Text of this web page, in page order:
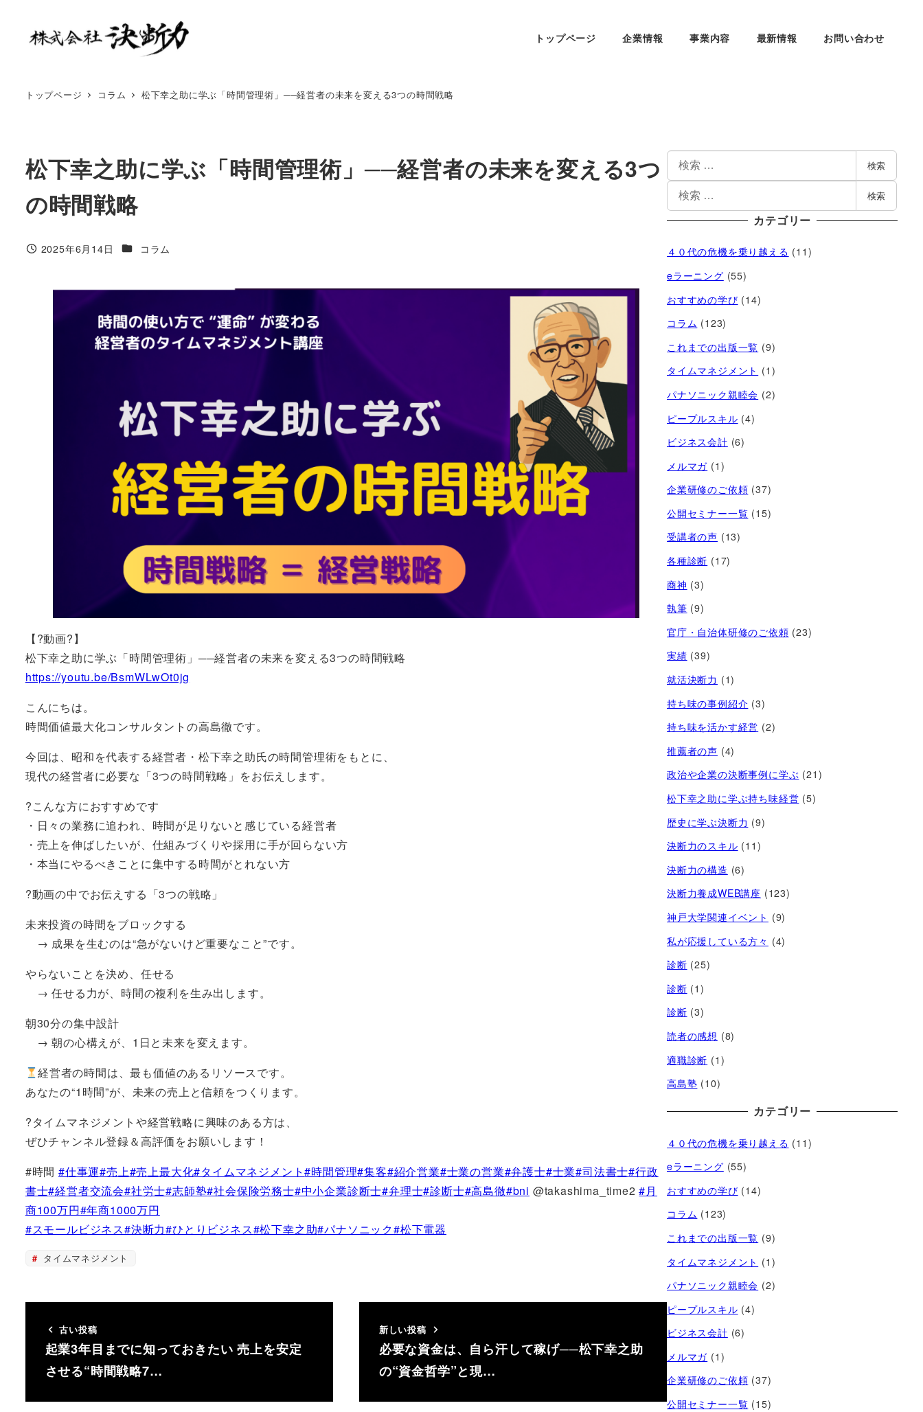
トップページ 企業情報 事業内容 最新情報 お問い合わせ
トップページ コラム 松下幸之助に学ぶ「時間管理術」──経営者の未来を変える3つの時間戦略
松下幸之助に学ぶ「時間管理術」──経営者の未来を変える3つ
の時間戦略
2025年6月14日 コラム
【?動画?】
松下幸之助に学ぶ「時間管理術」──経営者の未来を変える3つの時間戦略
https://youtu.be/BsmWLwOt0jg
こんにちは。
時間価値最大化コンサルタントの高島徹です。
今回は、昭和を代表する経営者・松下幸之助氏の時間管理術をもとに、
現代の経営者に必要な「3つの時間戦略」をお伝えします。
?こんな方におすすめです
・日々の業務に追われ、時間が足りないと感じている経営者
・売上を伸ばしたいが、仕組みづくりや採用に手が回らない方
・本当にやるべきことに集中する時間がとれない方
?動画の中でお伝えする「3つの戦略」
未来投資の時間をブロックする
→ 成果を生むのは“急がないけど重要なこと”です。
やらないことを決め、任せる
→ 任せる力が、時間の複利を生み出します。
朝30分の集中設計
→ 朝の心構えが、1日と未来を変えます。
経営者の時間は、最も価値のあるリソースです。
あなたの“1時間”が、未来の売上と信頼をつくります。
?タイムマネジメントや経営戦略に興味のある方は、
ぜひチャンネル登録＆高評価をお願いします！
#時間 #仕事運#売上#売上最大化#タイムマネジメント#時間管理#集客#紹介営業#士業の営業#弁護士#士業#司法書士#行政
書士#経営者交流会#社労士#志師塾#社会保険労務士#中小企業診断士#弁理士#診断士#高島徹#bni @takashima_time2#月
商100万円#年商1000万円
#スモールビジネス#決断力#ひとりビジネス#松下幸之助#パナソニック#松下電器
タイムマネジメント
古い投稿
起業3年目までに知っておきたい 売上を安定
させる“時間戦略7…
新しい投稿
必要な資金は、自ら汗して稼げ──松下幸之助
の“資金哲学”と現…
検索
検索
カテゴリー
４０代の危機を乗り越える (11)
eラーニング (55)
おすすめの学び (14)
コラム (123)
これまでの出版一覧 (9)
タイムマネジメント (1)
パナソニック親睦会 (2)
ピープルスキル (4)
ビジネス会計 (6)
メルマガ (1)
企業研修のご依頼 (37)
公開セミナー一覧 (15)
受講者の声 (13)
各種診断 (17)
商神 (3)
執筆 (9)
官庁・自治体研修のご依頼 (23)
実績 (39)
就活決断力 (1)
持ち味の事例紹介 (3)
持ち味を活かす経営​ (2)
推薦者の声 (4)
政治や企業の決断事例に学ぶ (21)
松下幸之助に学ぶ持ち味経営 (5)
歴史に学ぶ決断力 (9)
決断力のスキル (11)
決断力の構造 (6)
決断力養成WEB講座 (123)
神戸大学関連イベント (9)
私が応援している方々 (4)
診断 (25)
診断 (1)
診断 (3)
読者の感想 (8)
適職診断 (1)
高島塾 (10)
カテゴリー
４０代の危機を乗り越える (11)
eラーニング (55)
おすすめの学び (14)
コラム (123)
これまでの出版一覧 (9)
タイムマネジメント (1)
パナソニック親睦会 (2)
ピープルスキル (4)
ビジネス会計 (6)
メルマガ (1)
企業研修のご依頼 (37)
公開セミナー一覧 (15)